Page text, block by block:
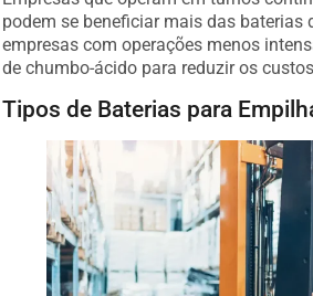
podem se beneficiar mais das baterias
empresas com operações menos
de chumbo-ácido para reduzir os
Tipos de Baterias para